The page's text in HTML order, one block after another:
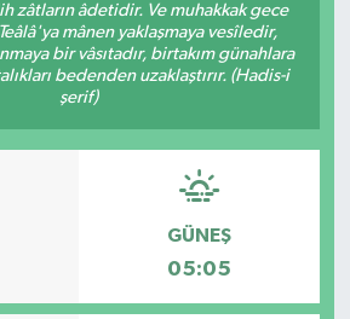
zâtların âdetidir. Ve muhakkak gece
mânen yaklaşmaya vesîledir,
bir vâsıtadır, birtakım günahlara
bedenden uzaklaştırır. (Hadis-i
şerif)
GÜNEŞ
05:05